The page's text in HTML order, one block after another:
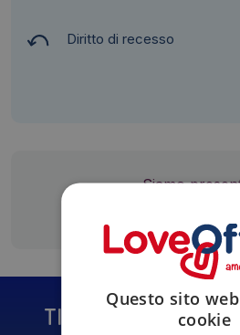
Diritto di recesso
Siamo
TI POTREBBE
Questo sito
cookie